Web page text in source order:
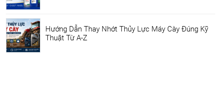
Hướng Dẫn Thay Nhớt Thủy Lực Máy Cày Đúng Kỹ
Thuật Từ A-Z